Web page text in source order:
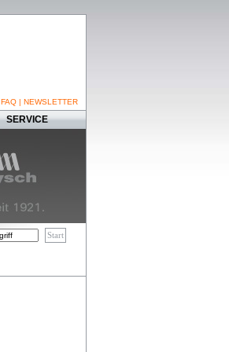
FAQ | NEWSLETTER
SERVICE